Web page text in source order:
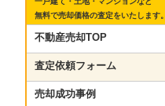
無料で売却価格の査定をいたします。
不動産売却TOP
査定依頼フォーム
売却成功事例